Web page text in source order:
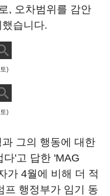
, 오차범위를 감안
습니다.
)
)
그의 행동에 대한
다'고 답한 'MAG
가 4월에 비해 더 적
프 행정부가 임기 동